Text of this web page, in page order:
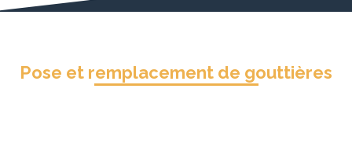
Pose et remplacement de gouttières